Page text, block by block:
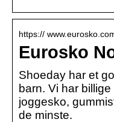
https://
Eurosko
Shoeday har et
barn. Vi har
joggesko,
de minste.